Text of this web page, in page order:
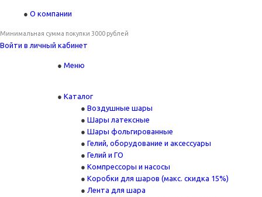
О компании
Минимальная сумма покупки 3000 рублей
Войти в личный кабинет
Меню
Каталог
Воздушные шары
Шары латексные
Шары фольгированные
Гелий, оборудование и аксессуары
Гелий и ГО
Компрессоры и насосы
Коробки для шаров (макс. скидка 15%)
Лента для шара